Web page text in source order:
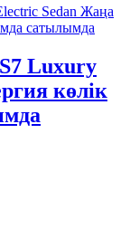
Luxury
көлік